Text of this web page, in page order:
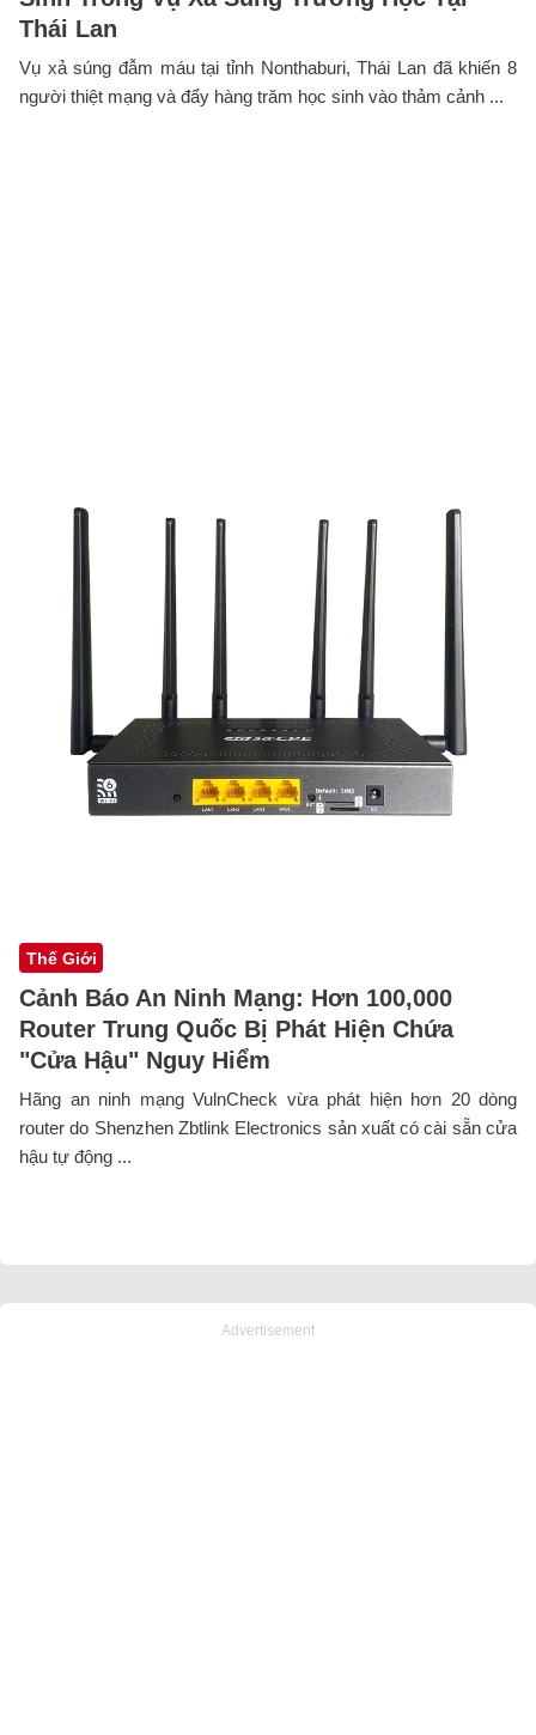
Thái Lan
Vụ xả súng đẫm máu tại tỉnh Nonthaburi, Thái Lan đã khiến 8
người thiệt mạng và đẩy hàng trăm học sinh vào thảm cảnh ...
Thế Giới
Cảnh Báo An Ninh Mạng: Hơn 100,000
Router Trung Quốc Bị Phát Hiện Chứa
"Cửa Hậu" Nguy Hiểm
Hãng an ninh mạng VulnCheck vừa phát hiện hơn 20 dòng
router do Shenzhen Zbtlink Electronics sản xuất có cài sẵn cửa
hậu tự động ...
Advertisement